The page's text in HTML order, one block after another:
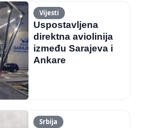
Vijesti
Uspostavljena
direktna aviolinija
između Sarajeva i
Ankare
Srbija